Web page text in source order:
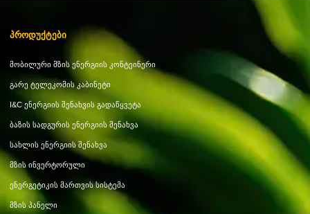
Პროდუქტები
Მობილური Მზის Ენერგიის Კონტეინერი
Გარე Ტელეკომის Კაბინეტი
I&C Ენერგიის Შენახვის Გადაწყვეტა
Ბაზის Სადგურის Ენერგიის Შენახვა
Სახლის Ენერგიის Შენახვა
Მზის Ინვერტორული
Ენერგეტიკის Მართვის Სისტემა
Მზის Პანელი